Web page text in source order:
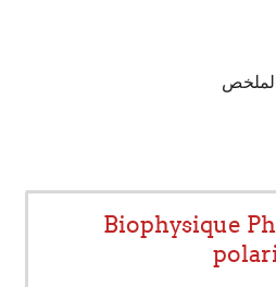
Biophysique